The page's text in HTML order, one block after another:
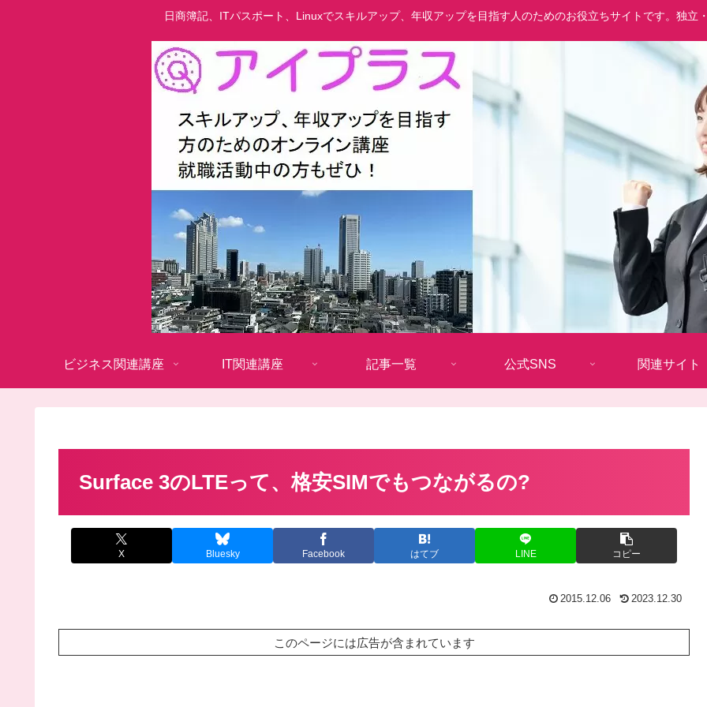
日商簿記、ITパスポート、Linuxでスキルアップ、年収アップを目指す人のためのお役立ちサイトです。独立
ビジネス関連講座 IT関連講座 記事一覧 公式SNS 関連サイト
Surface 3のLTEって、格安SIMでもつながるの?
X Bluesky Facebook はてブ LINE コピー
2015.12.06 2023.12.30
このページには広告が含まれています